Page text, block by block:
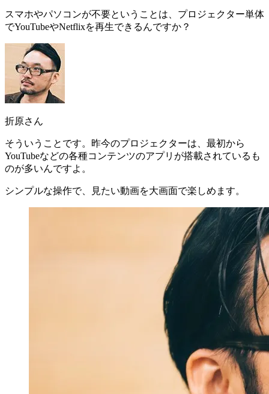
スマホやパソコンが不要ということは、プロジェクター単体
でYouTubeやNetflixを再生できるんですか？
折原さん
そういうことです。 昨今のプロジェクターは、最初から
YouTubeなどの各種コンテンツのアプリが搭載されているも
のが多いんですよ 。
シンプルな操作で、見たい動画を大画面で楽しめます。